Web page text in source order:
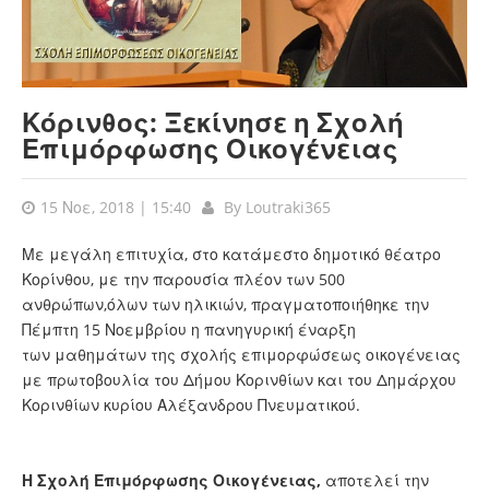
Κόρινθος: Ξεκίνησε η Σχολή
Επιμόρφωσης Οικογένειας
15 Νοε, 2018 | 15:40 By Loutraki365
Με μεγάλη επιτυχία, στο κατάμεστο δημοτικό θέατρο
Κορίνθου, με την παρουσία πλέον των 500
ανθρώπων,όλων των ηλικιών, πραγματοποιήθηκε την
Πέμπτη 15 Νοεμβρίου η πανηγυρική έναρξη
των μαθημάτων της σχολής επιμορφώσεως οικογένειας
με πρωτοβουλία του Δήμου Κορινθίων και του Δημάρχου
Κορινθίων κυρίου Αλέξανδρου Πνευματικού.
Η Σχολή Επιμόρφωσης Οικογένειας, αποτελεί την